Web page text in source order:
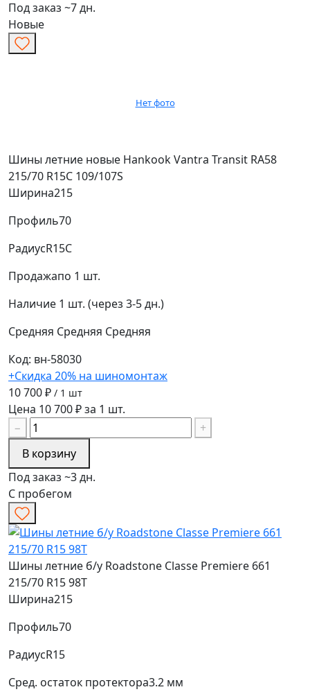
Под заказ ~7 дн.
Новые
Нет фото
Шины летние новые Hankook Vantra Transit RA58
215/70 R15C 109/107S
Ширина215
Профиль70
РадиусR15C
Продажапо 1 шт.
Наличие 1 шт. (через 3-5 дн.)
Средняя Средняя Средняя
Код: вн-58030
+Скидка 20% на шиномонтаж
10 700 ₽ / 1 шт
Цена 10 700 ₽ за 1 шт.
−
+
В корзину
Под заказ ~3 дн.
С пробегом
Шины летние б/у Roadstone Classe Premiere 661
215/70 R15 98T
Ширина215
Профиль70
РадиусR15
Сред. остаток протектора3.2 мм